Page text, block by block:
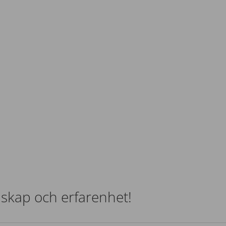
och erfarenhet!